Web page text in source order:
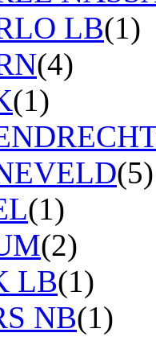
LB(1)
(4)
(1)
(5)
(1)
(2)
LB(1)
NB(1)